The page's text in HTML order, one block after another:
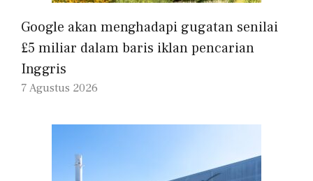
Google akan menghadapi gugatan senilai
£5 miliar dalam baris iklan pencarian
Inggris
7 Agustus 2026